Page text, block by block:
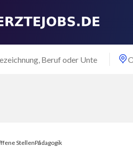
StellenPädagogik